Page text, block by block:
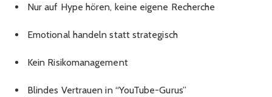
Nur auf Hype hören, keine eigene Recherche
Emotional handeln statt strategisch
Kein Risikomanagement
Blindes Vertrauen in “YouTube-Gurus”